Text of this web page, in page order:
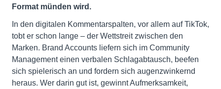
Format münden wird.
In den digitalen Kommentarspalten, vor allem auf TikTok,
tobt er schon lange – der Wettstreit zwischen den
Marken. Brand Accounts liefern sich im Community
Management einen verbalen Schlagabtausch, beefen
sich spielerisch an und fordern sich augenzwinkernd
heraus. Wer darin gut ist, gewinnt Aufmerksamkeit,